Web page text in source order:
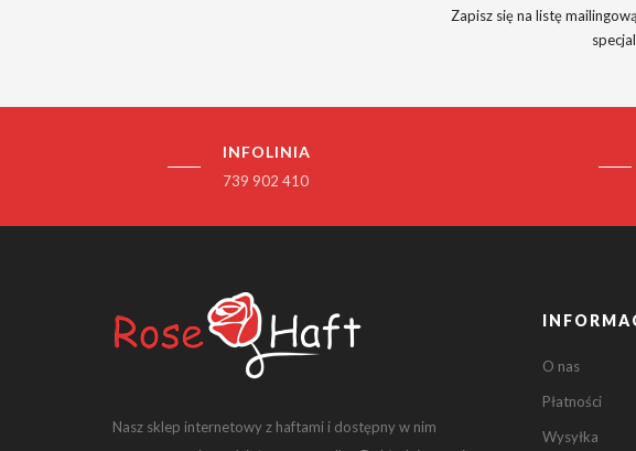
Zapisz się na listę
INFOLINIA
739 902 410
Nasz sklep internetowy z haftami i dostępny w nim
O nas
Płatności
Wysyłka